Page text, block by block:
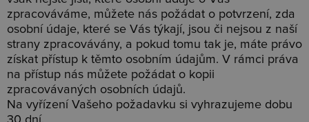
zpracováváme, můžete nás požádat o potvrzení, zda
osobní údaje, které se Vás týkají, jsou či nejsou z naší
strany zpracovávány, a pokud tomu tak je, máte právo
získat přístup k těmto osobním údajům. V rámci práva
na přístup nás můžete požádat o kopii
zpracovávaných osobních údajů.
Na vyřízení Vašeho požadavku si vyhrazujeme dobu